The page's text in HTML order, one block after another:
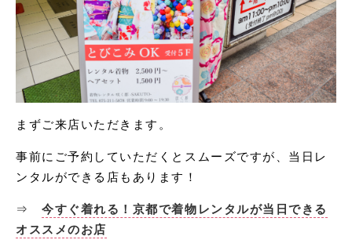
まずご来店いただきます。
事前にご予約していただくとスムーズですが、当日レ
ンタルができる店もあります！
⇒今すぐ着れる！京都で着物レンタルが当日できる
オススメのお店